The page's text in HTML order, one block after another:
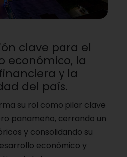
clave para el
económico, la
y la
del país.
su rol como pilar clave
panameño, cerrando un
y consolidando su
económico y